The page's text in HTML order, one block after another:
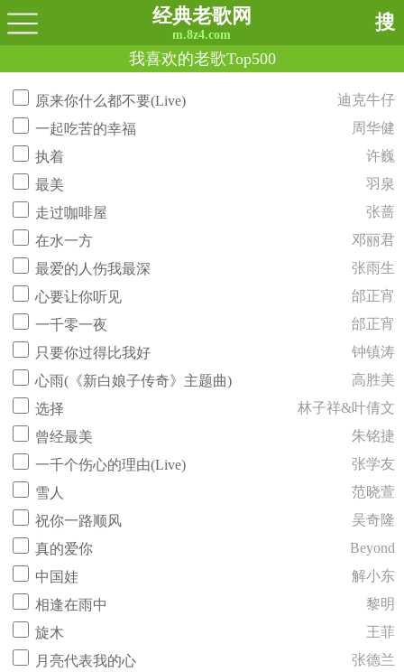
经典老歌网
m.8z4.com
搜
我喜欢的老歌Top500
原来你什么都不要(Live)
迪克牛仔
一起吃苦的幸福
周华健
执着
许巍
最美
羽泉
走过咖啡屋
张蔷
在水一方
邓丽君
最爱的人伤我最深
张雨生
心要让你听见
邰正宵
一千零一夜
邰正宵
只要你过得比我好
钟镇涛
心雨(《新白娘子传奇》主题曲)
高胜美
选择
林子祥&叶倩文
曾经最美
朱铭捷
一千个伤心的理由(Live)
张学友
雪人
范晓萱
祝你一路顺风
吴奇隆
真的爱你
Beyond
中国娃
解小东
相逢在雨中
黎明
旋木
王菲
月亮代表我的心
张德兰